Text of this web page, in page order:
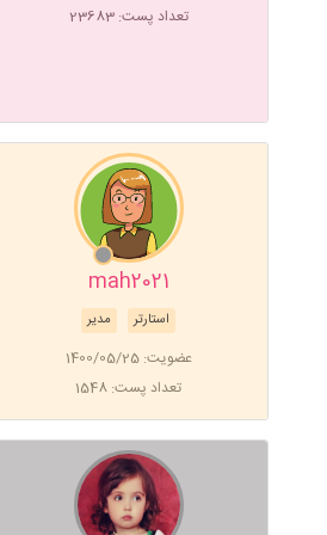
تعداد پست: 23683
mah2021
مدیر استارتر
عضویت: 1400/05/25
تعداد پست: 1548